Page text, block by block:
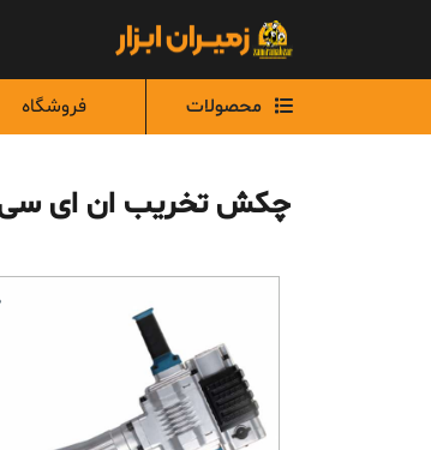
محصولات فروشگاه
چکش تخریب ان ای سی